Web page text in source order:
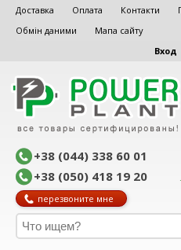
Доставка Оплата Контакти
Обмін даними
Мапа сайту
Вход
+38 (044) 338 60 01
+38 (050) 418 19 20
перезвоните мне